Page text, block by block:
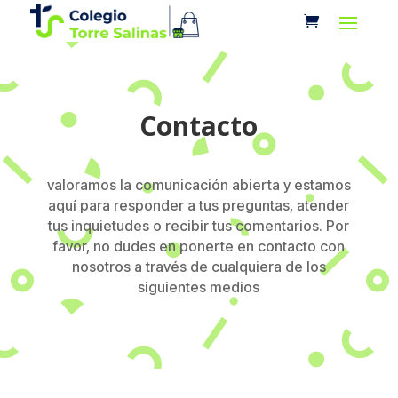
Contacto
valoramos la comunicación abierta y estamos
aquí para responder a tus preguntas, atender
tus inquietudes o recibir tus comentarios. Por
favor, no dudes en ponerte en contacto con
nosotros a través de cualquiera de los
siguientes medios